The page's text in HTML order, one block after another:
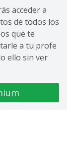
acceder a
de todos los
que te
a tu profe
ello sin ver